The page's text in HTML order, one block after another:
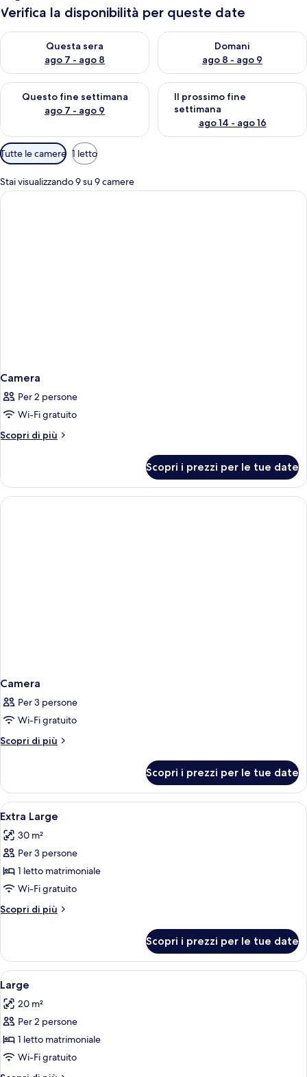
Verifica la disponibilità per queste date
Questa sera
ago 7 - ago 8
Verifica la disponibilità per questa sera, ago 7 - ago 8
Domani
ago 8 - ago 9
Verifica la disponibilità per
Questo fine settimana
ago 7 - ago 9
Verifica la disponibilità per questo fine settimana, ago 7 - ago
Il prossimo fine
settimana
ago 14 - ago 16
Verifica la disponibilità per il
Filtri
disponibili
per
le
Tutte le camere 1 letto
Stai visualizzando 9 su 9 camere
Camera
Per 2 persone
Wi-Fi gratuito
Scopri di più
Altri
Scopri i prezzi per le tue date
Camera
Per 3 persone
Wi-Fi gratuito
Scopri di più
Altri
Scopri i prezzi per le tue date
Apri
tutte
le
foto
per
Extra
Large
Extra Large | Biancheria da letto di
7
Extra Large
30 m²
Per 3 persone
1 letto matrimoniale
Wi-Fi gratuito
Scopri di più
Altri
Large
Scopri i prezzi per le tue date
Apri
tutte
le
foto
per
Large
Large | Biancheria da letto di alta
7
Large
20 m²
Per 2 persone
1 letto matrimoniale
Wi-Fi gratuito